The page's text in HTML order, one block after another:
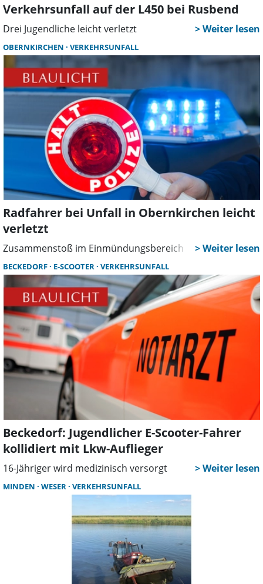
Verkehrsunfall auf der L450 bei Rusbend
Drei Jugendliche leicht verletzt
OBERNKIRCHEN VERKEHRSUNFALL
Radfahrer bei Unfall in Obernkirchen leicht
verletzt
Zusammenstoß im Einmündungsbereich
BECKEDORF E-SCOOTER VERKEHRSUNFALL
Beckedorf: Jugendlicher E-Scooter-Fahrer
kollidiert mit Lkw-Auflieger
16-Jähriger wird medizinisch versorgt
MINDEN WESER VERKEHRSUNFALL